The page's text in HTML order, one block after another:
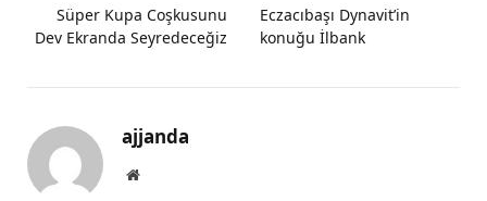
Süper Kupa Coşkusunu
Dev Ekranda Seyredeceğiz
Eczacıbaşı Dynavit’in
konuğu İlbank
ajjanda
Website